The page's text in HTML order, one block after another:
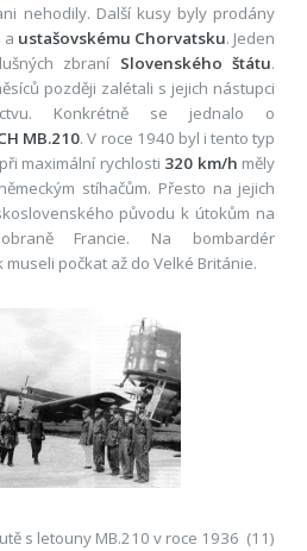
nehodily. Další kusy byly prodány
a ustašovskému Chorvatsku. Jeden
zbraní Slovenského štátu.
později zalétali s jejich nástupci
Konkrétně se jednalo o
MB.210. V roce 1940 byl i tento typ
maximální rychlosti 320 km/h měly
stíhačům. Přesto na jejich
původu k útokům na
Francie. Na bombardér
počkat až do Velké Británie.
s letouny MB.210 v roce 1936 (11)